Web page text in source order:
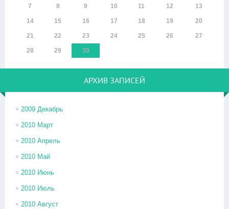
7 8 9 10 11 12 13
14 15 16 17 18 19 20
21 22 23 24 25 26 27
28 29 30
АРХИВ ЗАПИСЕЙ
2009 Декабрь
2010 Март
2010 Апрель
2010 Май
2010 Июнь
2010 Июль
2010 Август